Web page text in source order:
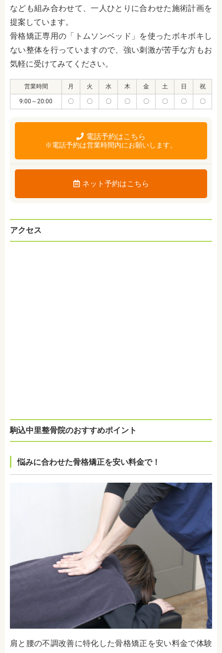
なども組み合わせて、一人ひとりに合わせた施術計画を
提案しています。
骨格矯正専用の「トムソンベッド」を使ったボキボキし
ない整体を行っていますので、強い刺激が苦手な方もお
気軽に受けてみてください。
営業時間 月 火 水 木 金 土 日 祝
9:00～20:00 〇 〇 〇 〇 〇 〇 〇 〇
電話予約はこちら
※電話予約は営業時間内にお願いします。
ネット予約はこちら
アクセス
駒込中里整骨院のおすすめポイント
悩みに合わせた骨格矯正を安い料金で！
肩と腰の不調改善に特化した骨格矯正を安い料金で体験